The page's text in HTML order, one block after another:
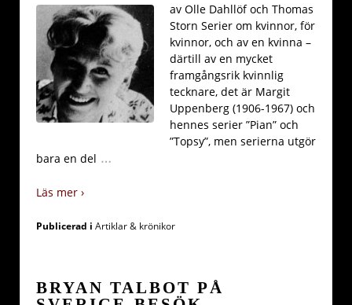
av Olle Dahllöf och Thomas
Storn Serier om kvinnor, för
kvinnor, och av en kvinna –
därtill av en mycket
framgångsrik kvinnlig
tecknare, det är Margit
Uppenberg (1906-1967) och
hennes serier ”Pian” och
”Topsy”, men serierna utgör
bara en del …
Läs mer ›
Publicerad i Artiklar & krönikor
BRYAN TALBOT PÅ